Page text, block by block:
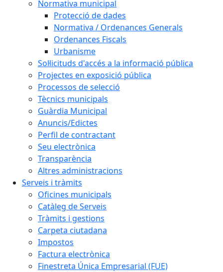
Normativa municipal
Protecció de dades
Normativa / Ordenances Generals
Ordenances Fiscals
Urbanisme
Sol·licituds d'accés a la informació pública
Projectes en exposició pública
Processos de selecció
Tècnics municipals
Guàrdia Municipal
Anuncis/Edictes
Perfil de contractant
Seu electrònica
Transparència
Altres administracions
Serveis i tràmits
Oficines municipals
Catàleg de Serveis
Tràmits i gestions
Carpeta ciutadana
Impostos
Factura electrònica
Finestreta Única Empresarial (FUE)